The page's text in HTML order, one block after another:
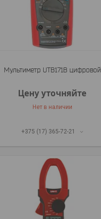
Мультиметр UTB171B цифровой
Цену уточняйте
Нет в наличии
+375 (17) 365-72-21